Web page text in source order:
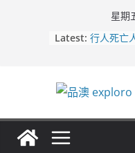
星期
Latest: 行人死亡
美商二手
電動車電